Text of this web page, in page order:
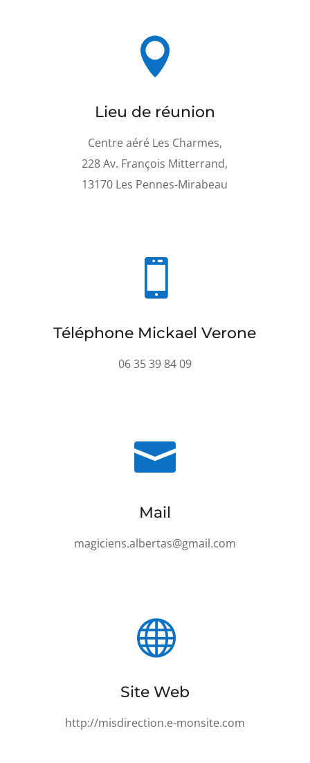

Lieu de réunion
Centre aéré Les Charmes,
228 Av. François Mitterrand,
13170 Les Pennes-Mirabeau

Téléphone Mickael Verone
06 35 39 84 09

Mail
magiciens.albertas@gmail.com

Site Web
http://misdirection.e-monsite.com